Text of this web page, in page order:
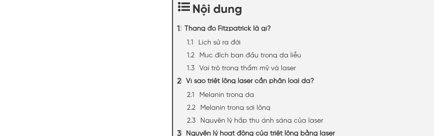
Nội dung
Thang đo Fitzpatrick là gì?
Lịch sử ra đời
Mục đích ban đầu trong da liễu
Vai trò trong thẩm mỹ và laser
Vì sao triệt lông laser cần phân loại da?
Melanin trong da
Melanin trong sợi lông
Nguyên lý hấp thụ ánh sáng của laser
Nguyên lý hoạt động của triệt lông bằng laser